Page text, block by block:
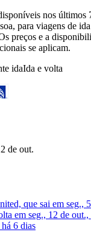
nos últimos
para viagens de
preços e a
se aplicam.
idaIda e volta
de out.
que sai em seg.,
em seg., 12 de
6 dias